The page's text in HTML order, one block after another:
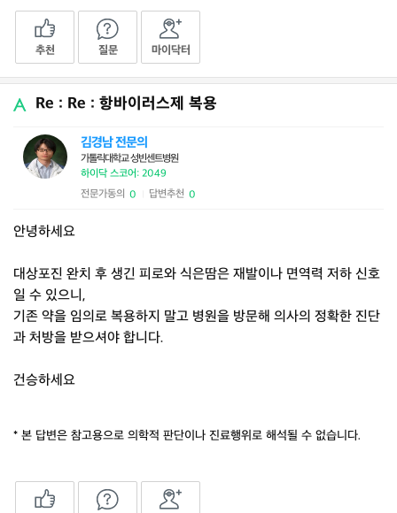
추천 질문 마이닥터
Re : Re : 항바이러스제 복용
김경남 전문의
가톨릭대학교 성빈센트병원
하이닥 스코어: 2049
전문가동의 0 답변추천 0
안녕하세요
대상포진 완치 후 생긴 피로와 식은땀은 재발이나 면역력 저하 신호
일 수 있으니,
기존 약을 임의로 복용하지 말고 병원을 방문해 의사의 정확한 진단
과 처방을 받으셔야 합니다.
건승하세요
* 본 답변은 참고용으로 의학적 판단이나 진료행위로 해석될 수 없습니다.